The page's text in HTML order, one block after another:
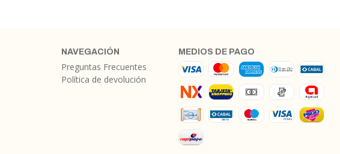
NAVEGACIÓN
Preguntas Frecuentes
Política de devolución
MEDIOS DE PAGO